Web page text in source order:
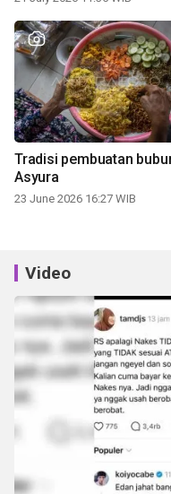
Tradisi pembuatan
Asyura
23 June 2026 16:27 WIB
Video